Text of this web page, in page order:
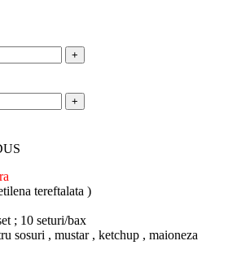
+
+
tereftalata )
; 10 seturi/bax
sosuri , mustar , ketchup , maioneza